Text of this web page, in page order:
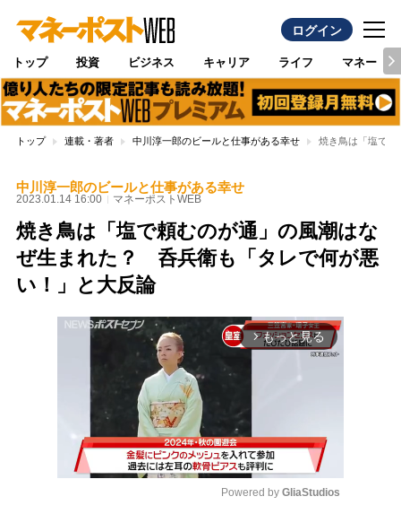
ログイン
トップ 投資 ビジネス キャリア ライフ マネー
トップ 連載・著者 中川淳一郎のビールと仕事がある幸せ 焼き鳥は「塩で
中川淳一郎のビールと仕事がある幸せ
2023.01.14 16:00 マネーポストWEB
焼き鳥は「塩で頼むのが通」の風潮はな
ぜ生まれた？ 呑兵衛も「タレで何が悪
い！」と大反論
arrow_forward_ios もっと見る
Powered by GliaStudios